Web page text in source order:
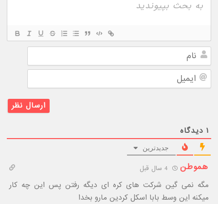
ایمیل
۱ دیدگاه
جدیدترین
هموطن
مگه نمی گین شرکت های کره ای دیگه رفتن پس این چه کار
میکنه این وسط بابا اسکل کردین مارو بخدا